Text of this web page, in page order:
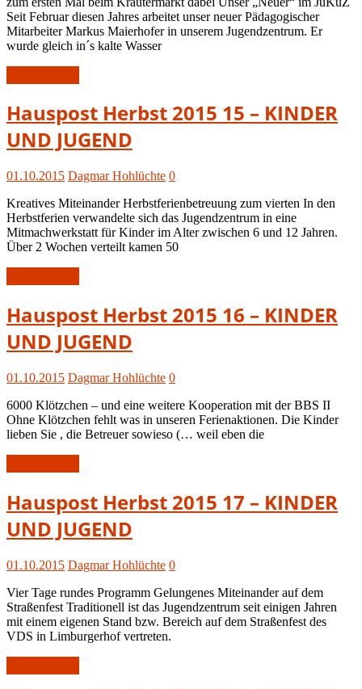
Seit Februar diesen Jahres arbeitet unser neuer Pädagogischer
Mitarbeiter Markus Maierhofer in unserem Jugendzentrum. Er
wurde gleich in´s kalte Wasser
Hauspost
Herbst
2015
Hauspost Herbst 2015 15 – KINDER
UND JUGEND
01.10.2015 Dagmar Hohlüchte 0
Kreatives Miteinander Herbstferienbetreuung zum vierten In den
Herbstferien verwandelte sich das Jugendzentrum in eine
Mitmachwerkstatt für Kinder im Alter zwischen 6 und 12 Jahren.
Über 2 Wochen verteilt kamen 50
Hauspost
Herbst
2015
Hauspost Herbst 2015 16 – KINDER
UND JUGEND
01.10.2015 Dagmar Hohlüchte 0
6000 Klötzchen – und eine weitere Kooperation mit der BBS II
Ohne Klötzchen fehlt was in unseren Ferienaktionen. Die Kinder
lieben Sie , die Betreuer sowieso (… weil eben die
Hauspost
Herbst
2015
Hauspost Herbst 2015 17 – KINDER
UND JUGEND
01.10.2015 Dagmar Hohlüchte 0
Vier Tage rundes Programm Gelungenes Miteinander auf dem
Straßenfest Traditionell ist das Jugendzentrum seit einigen Jahren
mit einem eigenen Stand bzw. Bereich auf dem Straßenfest des
VDS in Limburgerhof vertreten.